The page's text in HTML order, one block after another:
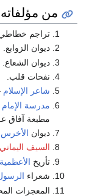
من مؤلفاته
تراجم خطاطي
ديوان الزوابع.
ديوان الشعاع.
نفحات قلب.
شاعر الإسلام
مدرسة الإمام
مطبعة آفاق عربية
ديوان الأخرس
السيف
تأريخ الأعظمية
شعراء
المعجزات